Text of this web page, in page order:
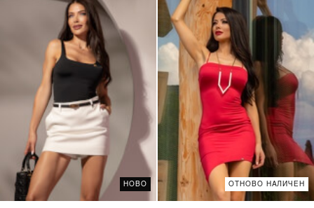
НОВО ОТНОВО НАЛИЧЕН